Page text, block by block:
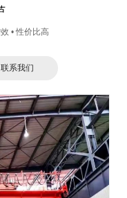
• 性价比高
联系我们